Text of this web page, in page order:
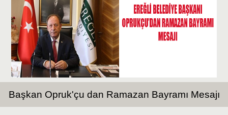
Başkan Opruk'çu dan Ramazan Bayramı Mesajı